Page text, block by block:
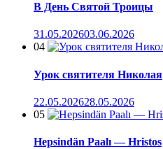
В День Святой Троицы
31.05.202603.06.2026
04
Урок святителя Николая
22.05.202628.05.2026
05
Hepsindän Paalı — Hristos